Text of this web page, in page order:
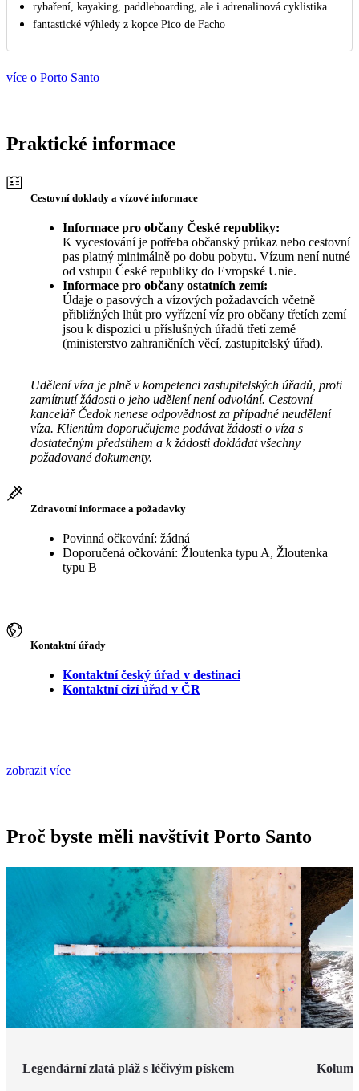
rybaření, kayaking, paddleboarding, ale i adrenalinová cyklistika
fantastické výhledy z kopce Pico de Facho
více o Porto Santo
Praktické informace
Cestovní doklady a vízové informace
Informace pro občany České republiky:
K vycestování je potřeba občanský průkaz nebo cestovní
pas platný minimálně po dobu pobytu. Vízum není nutné
od vstupu České republiky do Evropské Unie.
Informace pro občany ostatních zemí:
Údaje o pasových a vízových požadavcích včetně
přibližných lhůt pro vyřízení víz pro občany třetích zemí
jsou k dispozici u příslušných úřadů třetí země
(ministerstvo zahraničních věcí, zastupitelský úřad).
Udělení víza je plně v kompetenci zastupitelských úřadů, proti
zamítnutí žádosti o jeho udělení není odvolání. Cestovní
kancelář Čedok nenese odpovědnost za případné neudělení
víza. Klientům doporučujeme podávat žádosti o víza s
dostatečným předstihem a k žádosti dokládat všechny
požadované dokumenty.
Zdravotní informace a požadavky
Povinná očkování: žádná
Doporučená očkování: Žloutenka typu A, Žloutenka
typu B
Kontaktní úřady
Kontaktní český úřad v destinaci
Kontaktní cizí úřad v ČR
zobrazit více
Proč byste měli navštívit Porto Santo
Legendární zlatá pláž s léčivým pískem